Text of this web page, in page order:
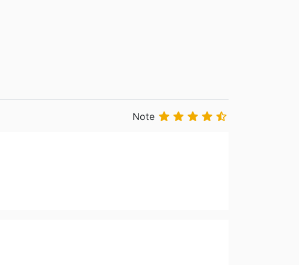
Note     